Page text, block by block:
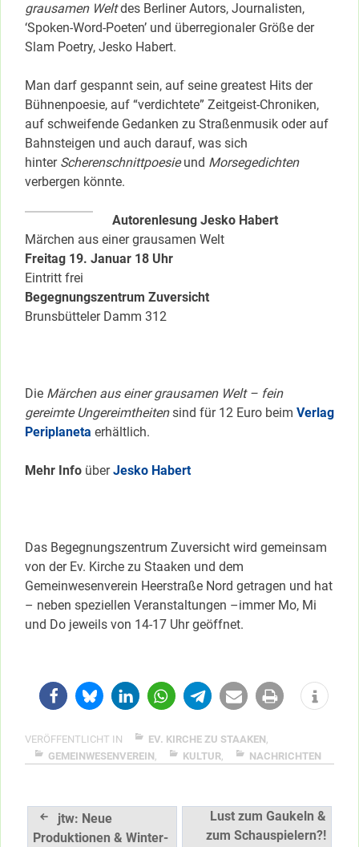
grausamen Weltdes Berliner Autors, Journalisten,
‘Spoken-Word-Poeten’ und überregionaler Größe der
Slam Poetry, Jesko Habert.
Man darf gespannt sein, auf seine greatest Hits der
Bühnenpoesie, auf “verdichtete” Zeitgeist-Chroniken,
auf schweifende Gedanken zu Straßenmusik oder auf
Bahnsteigen und auch darauf, was sich
hinter Scherenschnittpoesieund Morsegedichten
verbergen könnte.
Autorenlesung Jesko Habert
Märchen aus einer grausamen Welt
Freitag 19. Januar 18 Uhr
Eintritt frei
Begegnungszentrum Zuversicht
Brunsbütteler Damm 312
Die Märchen aus einer grausamen Welt – fein
gereimte Ungereimtheitensind für 12 Euro beim Verlag
Periplaneta erhältlich.
Mehr Info überJesko Habert
Das Begegnungszentrum Zuversicht wird gemeinsam
von der Ev. Kirche zu Staaken und dem
Gemeinwesenverein Heerstraße Nord getragen und hat
– neben speziellen Veranstaltungen –immer Mo, Mi
und Do jeweils von 14-17 Uhr geöffnet.
VERÖFFENTLICHT IN EV. KIRCHE ZU STAAKEN,
GEMEINWESENVEREIN, KULTUR, NACHRICHTEN
Beitragsnavigation
jtw: Neue
Produktionen & Winter-
Lust zum Gaukeln &
zum Schauspielern?!